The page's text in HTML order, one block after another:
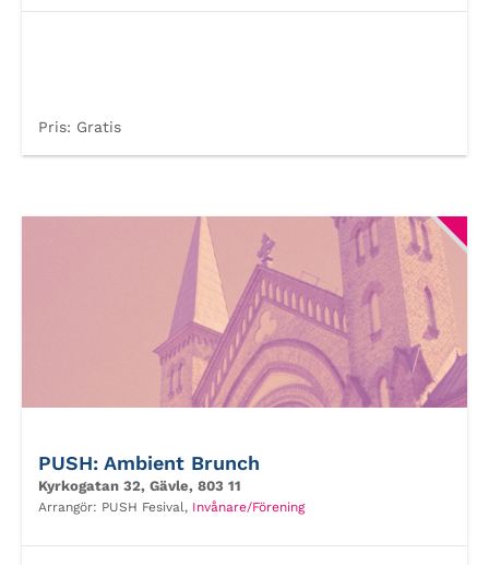
Pris: Gratis
PUSH: Ambient Brunch
Kyrkogatan 32, Gävle, 803 11
Arrangör: PUSH Fesival, Invånare/Förening